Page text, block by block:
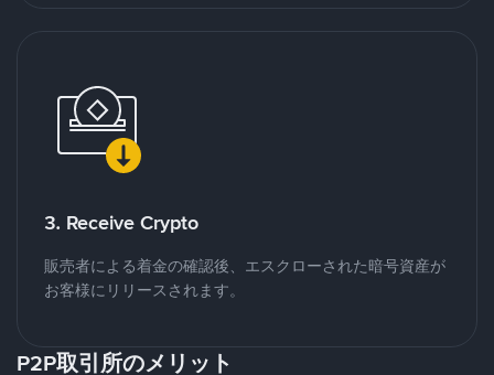
3. Receive Crypto
販売者による着金の確認後、エスクローされた暗号資産が
お客様にリリースされます。
P2P取引所のメリット